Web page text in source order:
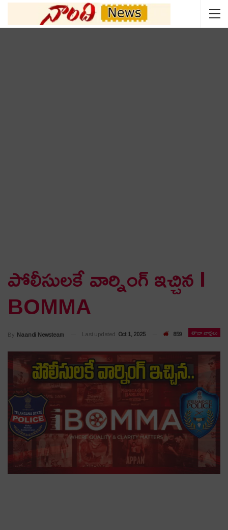
పోలీసుల‌కే వార్నింగ్ ఇచ్చిన I
BOMMA
తాజా వార్తలు
By Naandi Newsteam Last updated Oct 1, 2025 859